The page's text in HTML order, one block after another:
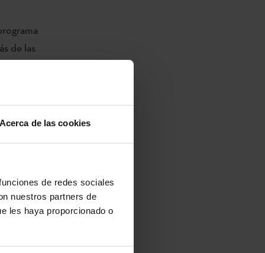
Acerca de las cookies
de redes sociales
nuestros partners de
les haya proporcionado o
de las
la mano del
en
Ben
Lekuaren